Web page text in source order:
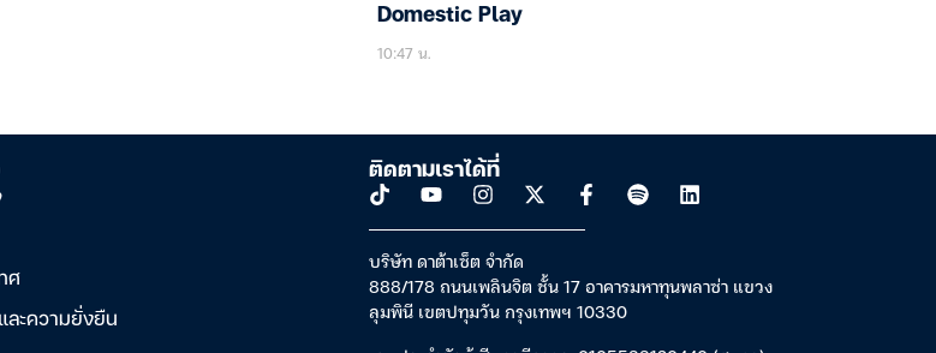
Domestic Play
10:47 น.
ศ
ละความยั่งยืน
ติดตามเราได้ที่
บริษัท ดาต้าเซ็ต จำกัด
888/178 ถนนเพลินจิต ชั้น 17 อาคารมหาทุนพลาซ่า แขวง
ลุมพินี เขตปทุมวัน กรุงเทพฯ 10330